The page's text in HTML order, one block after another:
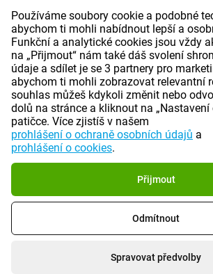
Používáme soubory cookie a podobné
abychom ti mohli nabídnout lepší a
Funkční a analytické cookies jsou vždy
na „Přijmout“ nám také dáš svolení
údaje a sdílet je se 3 partnery pro
abychom ti mohli zobrazovat relevantní
souhlas můžeš kdykoli změnit nebo
dolů na stránce a kliknout na „Nastavení
patičce. Více zjistíš v našem
prohlášení o ochraně osobních údajů a
prohlášení o cookies.
Přijmout
Odmítnout
Spravovat předvolby